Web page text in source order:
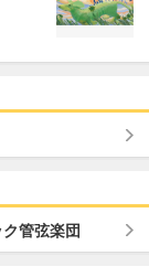
管弦楽団